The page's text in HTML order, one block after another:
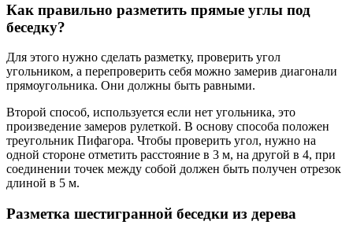
Как правильно разметить прямые углы под
беседку?
Для этого нужно сделать разметку, проверить угол
угольником, а перепроверить себя можно замерив диагонали
прямоугольника. Они должны быть равными.
Второй способ, используется если нет угольника, это
произведение замеров рулеткой. В основу способа положен
треугольник Пифагора. Чтобы проверить угол, нужно на
одной стороне отметить расстояние в 3 м, на другой в 4, при
соединении точек между собой должен быть получен отрезок
длиной в 5 м.
Разметка шестигранной беседки из дерева